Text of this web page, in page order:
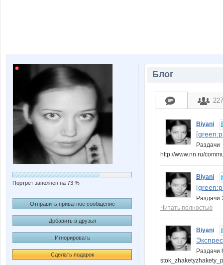
Портрет заполнен на 73 %
Отправить приватное сообщение
Добавить в друзья
Игнорировать
Сделать подарок
Блог
Biyani
Раздачи
http://www.nn.ru/
Biyani
Раздачи
Читать полностью
Biyani
Раздачи